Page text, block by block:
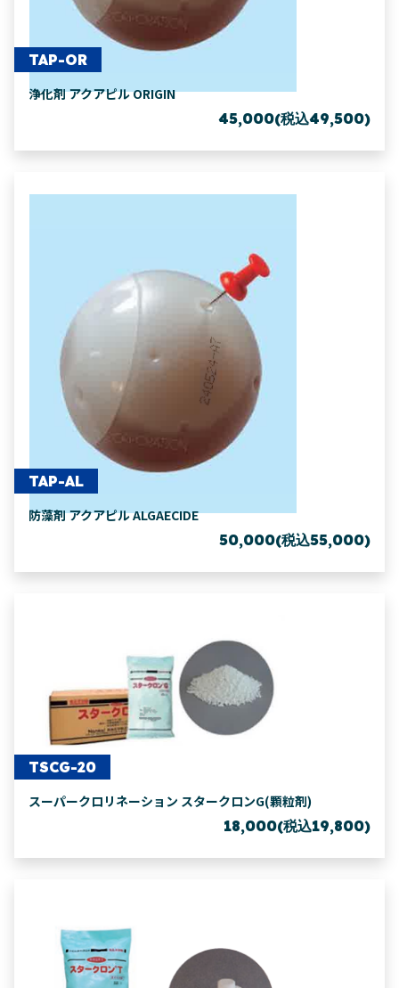
TAP-OR
浄化剤 アクアピル ORIGIN
45,000(税込49,500)
TAP-AL
防藻剤 アクアピル ALGAECIDE
50,000(税込55,000)
TSCG-20
スーパークロリネーション スタークロンG(顆粒剤)
18,000(税込19,800)